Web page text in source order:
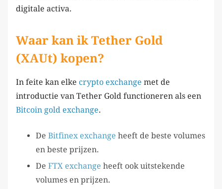
digitale activa.
Waar kan ik Tether Gold
(XAUt) kopen?
In feite kan elke crypto exchange met de
introductie van Tether Gold functioneren als een
Bitcoin gold exchange.
De Bitfinex exchange heeft de beste volumes
en beste prijzen.
De FTX exchange heeft ook uitstekende
volumes en prijzen.